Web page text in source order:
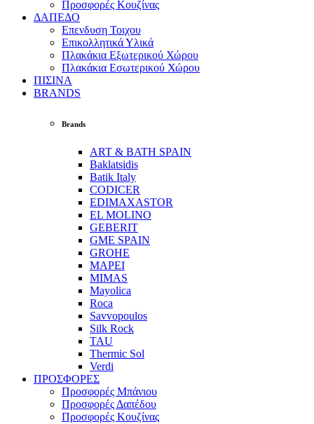
Προσφορές Κουζίνας
ΔΑΠΕΔΟ
Επενδυση Τοιχου
Επικολλητικά Υλικά
Πλακάκια Εξωτερικού Χώρου
Πλακάκια Εσωτερικού Χώρου
ΠΙΣΙΝΑ
BRANDS
Brands
ART & BATH SPAIN
Baklatsidis
Batik Italy
CODICER
EDIMAXASTOR
EL MOLINO
GEBERIT
GME SPAIN
GROHE
MAPEI
MIMAS
Mayolica
Roca
Savvopoulos
Silk Rock
TAU
Thermic Sol
Verdi
ΠΡΟΣΦΟΡΕΣ
Προσφορές Μπάνιου
Προσφορές Δαπέδου
Προσφορές Κουζίνας